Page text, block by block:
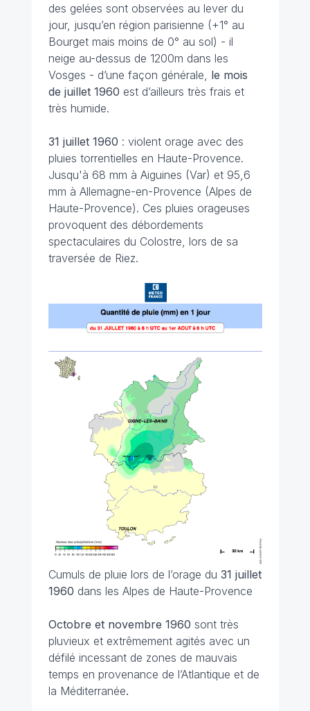
des gelées sont observées au lever du
jour, jusqu’en région parisienne (+1° au
Bourget mais moins de 0° au sol) - il
neige au-dessus de 1200m dans les
Vosges - d’une façon générale, le mois
de juillet 1960 est d’ailleurs très frais et
très humide.
31 juillet 1960 : violent orage avec des
pluies torrentielles en Haute-Provence.
Jusqu'à 68 mm à Aiguines (Var) et 95,6
mm à Allemagne-en-Provence (Alpes de
Haute-Provence). Ces pluies orageuses
provoquent des débordements
spectaculaires du Colostre, lors de sa
traversée de Riez.
Cumuls de pluie lors de l’orage du 31 juillet
1960 dans les Alpes de Haute-Provence
Octobre et novembre 1960 sont très
pluvieux et extrêmement agités avec un
défilé incessant de zones de mauvais
temps en provenance de l’Atlantique et de
la Méditerranée.